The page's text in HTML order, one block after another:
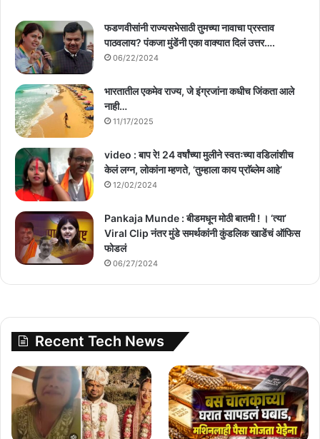
फडणवीसांनी राज्यसभेसाठी तुमच्या नावाचा प्रस्ताव
पाठवलाय? पंकजा मुंडेंनी एका वाक्यात दिलं उत्तर….
06/22/2024
भारतातील एकमेव राज्य, जे इंग्रजांना कधीच जिंकता आले
नाही…
11/17/2025
video : बाप रे! 24 वर्षांच्या मुलीने स्वतःच्या वडिलांशीच
केलं लग्न, लोकांना म्हणते, ‘तुम्हाला काय प्राॅब्लेम आहे’
12/02/2024
Pankaja Munde : बीडमधून मोठी बातमी ! । ‘त्या’
Viral Clip नंतर मुंडे समर्थकांनी कुंडलिक खाडेंचं ऑफिस
फोडलं
06/27/2024
Recent Tech News